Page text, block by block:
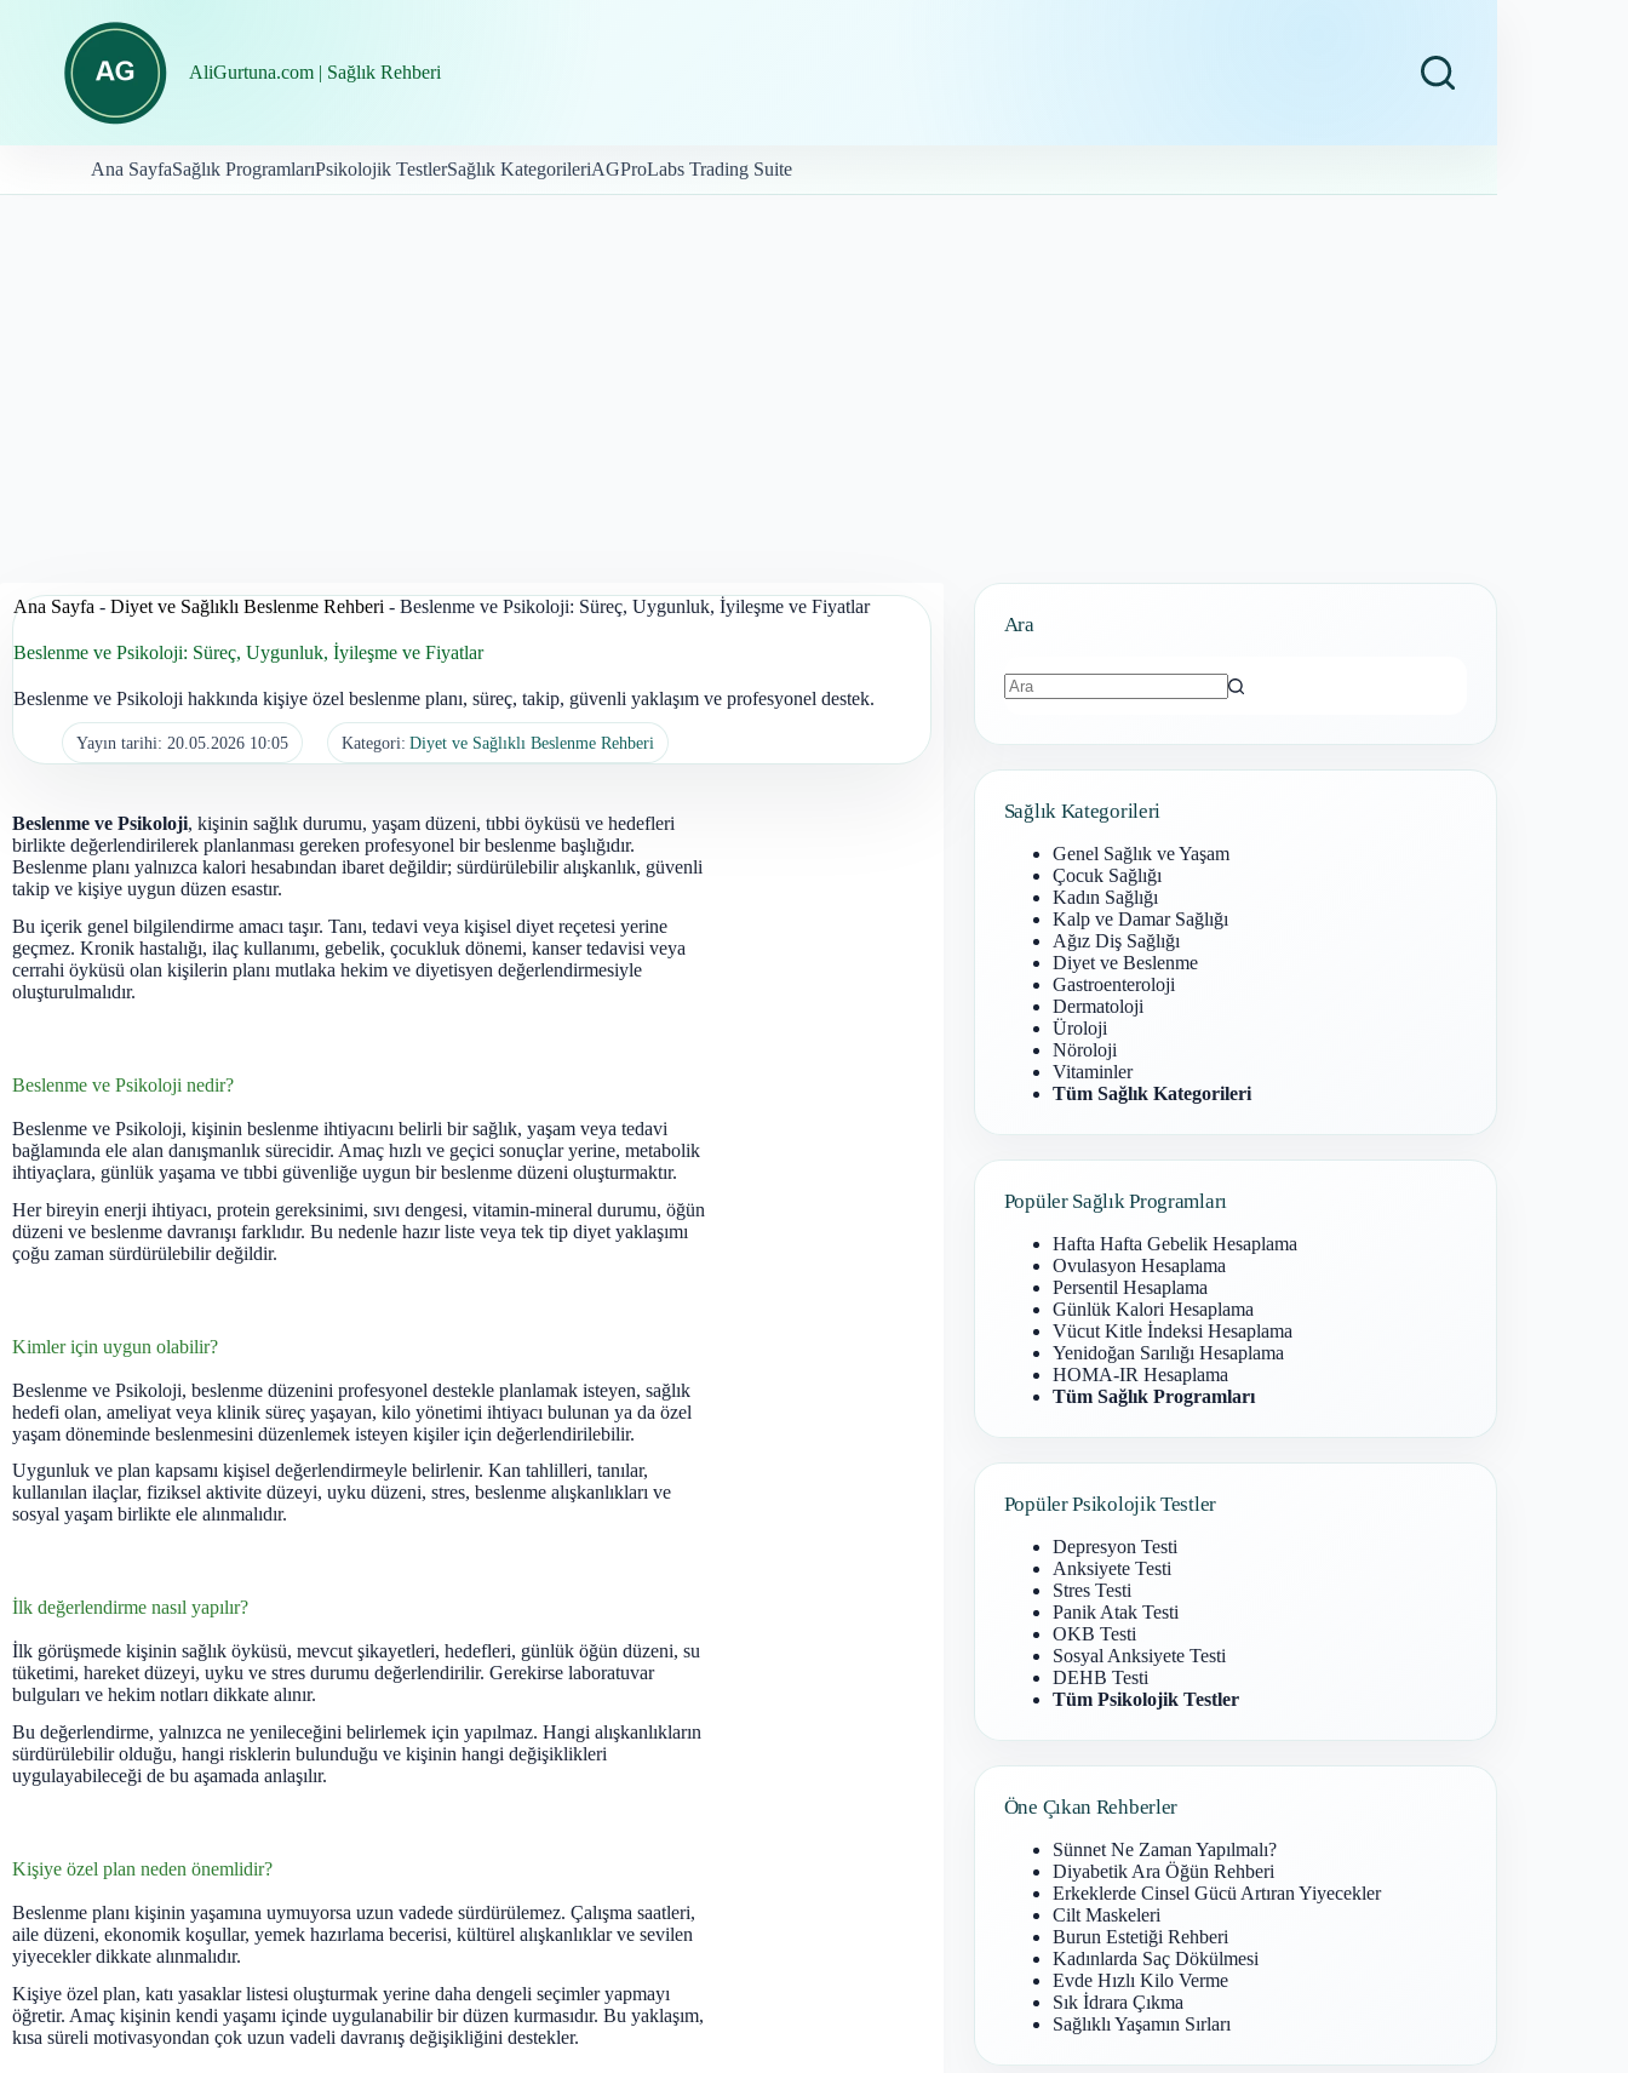
AliGurtuna.com | Sağlık Rehberi
Ana SayfaSağlık ProgramlarıPsikolojik TestlerSağlık KategorileriAGProLabs Trading Suite
Ana Sayfa - Diyet ve Sağlıklı Beslenme Rehberi - Beslenme ve Psikoloji: Süreç, Uygunluk, İyileşme ve Fiyatlar
Beslenme ve Psikoloji: Süreç, Uygunluk, İyileşme ve Fiyatlar
Beslenme ve Psikoloji hakkında kişiye özel beslenme planı, süreç, takip, güvenli yaklaşım ve profesyonel destek.
Yayın tarihi: 20.05.2026 10:05 Kategori: Diyet ve Sağlıklı Beslenme Rehberi
Beslenme ve Psikoloji, kişinin sağlık durumu, yaşam düzeni, tıbbi öyküsü ve hedefleri
birlikte değerlendirilerek planlanması gereken profesyonel bir beslenme başlığıdır.
Beslenme planı yalnızca kalori hesabından ibaret değildir; sürdürülebilir alışkanlık, güvenli
takip ve kişiye uygun düzen esastır.
Bu içerik genel bilgilendirme amacı taşır. Tanı, tedavi veya kişisel diyet reçetesi yerine
geçmez. Kronik hastalığı, ilaç kullanımı, gebelik, çocukluk dönemi, kanser tedavisi veya
cerrahi öyküsü olan kişilerin planı mutlaka hekim ve diyetisyen değerlendirmesiyle
oluşturulmalıdır.
Beslenme ve Psikoloji nedir?
Beslenme ve Psikoloji, kişinin beslenme ihtiyacını belirli bir sağlık, yaşam veya tedavi
bağlamında ele alan danışmanlık sürecidir. Amaç hızlı ve geçici sonuçlar yerine, metabolik
ihtiyaçlara, günlük yaşama ve tıbbi güvenliğe uygun bir beslenme düzeni oluşturmaktır.
Her bireyin enerji ihtiyacı, protein gereksinimi, sıvı dengesi, vitamin-mineral durumu, öğün
düzeni ve beslenme davranışı farklıdır. Bu nedenle hazır liste veya tek tip diyet yaklaşımı
çoğu zaman sürdürülebilir değildir.
Kimler için uygun olabilir?
Beslenme ve Psikoloji, beslenme düzenini profesyonel destekle planlamak isteyen, sağlık
hedefi olan, ameliyat veya klinik süreç yaşayan, kilo yönetimi ihtiyacı bulunan ya da özel
yaşam döneminde beslenmesini düzenlemek isteyen kişiler için değerlendirilebilir.
Uygunluk ve plan kapsamı kişisel değerlendirmeyle belirlenir. Kan tahlilleri, tanılar,
kullanılan ilaçlar, fiziksel aktivite düzeyi, uyku düzeni, stres, beslenme alışkanlıkları ve
sosyal yaşam birlikte ele alınmalıdır.
İlk değerlendirme nasıl yapılır?
İlk görüşmede kişinin sağlık öyküsü, mevcut şikayetleri, hedefleri, günlük öğün düzeni, su
tüketimi, hareket düzeyi, uyku ve stres durumu değerlendirilir. Gerekirse laboratuvar
bulguları ve hekim notları dikkate alınır.
Bu değerlendirme, yalnızca ne yenileceğini belirlemek için yapılmaz. Hangi alışkanlıkların
sürdürülebilir olduğu, hangi risklerin bulunduğu ve kişinin hangi değişiklikleri
uygulayabileceği de bu aşamada anlaşılır.
Kişiye özel plan neden önemlidir?
Beslenme planı kişinin yaşamına uymuyorsa uzun vadede sürdürülemez. Çalışma saatleri,
aile düzeni, ekonomik koşullar, yemek hazırlama becerisi, kültürel alışkanlıklar ve sevilen
yiyecekler dikkate alınmalıdır.
Kişiye özel plan, katı yasaklar listesi oluşturmak yerine daha dengeli seçimler yapmayı
öğretir. Amaç kişinin kendi yaşamı içinde uygulanabilir bir düzen kurmasıdır. Bu yaklaşım,
kısa süreli motivasyondan çok uzun vadeli davranış değişikliğini destekler.
Ara
bulunamadı
Sağlık Kategorileri
Genel Sağlık ve Yaşam
Çocuk Sağlığı
Kadın Sağlığı
Kalp ve Damar Sağlığı
Ağız Diş Sağlığı
Diyet ve Beslenme
Gastroenteroloji
Dermatoloji
Üroloji
Nöroloji
Vitaminler
Tüm Sağlık Kategorileri
Popüler Sağlık Programları
Hafta Hafta Gebelik Hesaplama
Ovulasyon Hesaplama
Persentil Hesaplama
Günlük Kalori Hesaplama
Vücut Kitle İndeksi Hesaplama
Yenidoğan Sarılığı Hesaplama
HOMA-IR Hesaplama
Tüm Sağlık Programları
Popüler Psikolojik Testler
Depresyon Testi
Anksiyete Testi
Stres Testi
Panik Atak Testi
OKB Testi
Sosyal Anksiyete Testi
DEHB Testi
Tüm Psikolojik Testler
Öne Çıkan Rehberler
Sünnet Ne Zaman Yapılmalı?
Diyabetik Ara Öğün Rehberi
Erkeklerde Cinsel Gücü Artıran Yiyecekler
Cilt Maskeleri
Burun Estetiği Rehberi
Kadınlarda Saç Dökülmesi
Evde Hızlı Kilo Verme
Sık İdrara Çıkma
Sağlıklı Yaşamın Sırları